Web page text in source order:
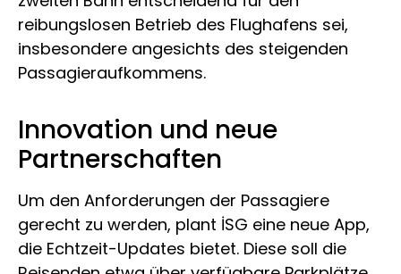
reibungslosen Betrieb des Flughafens sei,
insbesondere angesichts des steigenden
Passagieraufkommens.
Innovation und neue
Partnerschaften
Um den Anforderungen der Passagiere
gerecht zu werden, plant İSG eine neue App,
die Echtzeit-Updates bietet. Diese soll die